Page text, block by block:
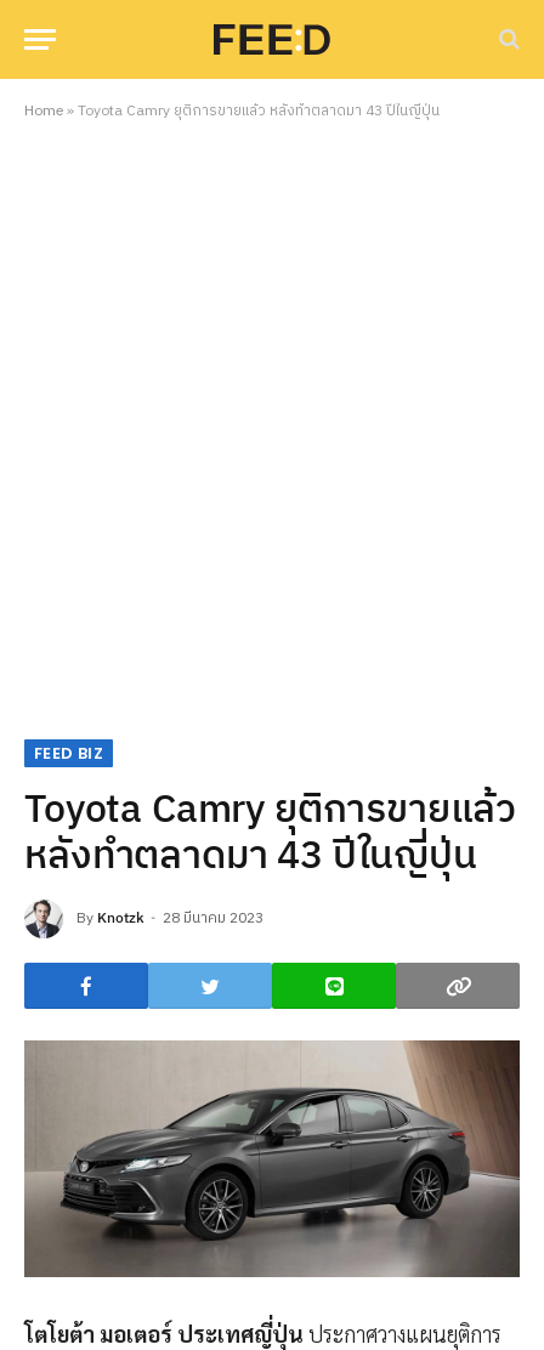
Home»Toyota Camry ยุติการขายแล้ว หลังทำตลาดมา 43 ปีในญี่ปุ่น
FEED BIZ
Toyota Camry ยุติการขายแล้ว
หลังทำตลาดมา 43 ปีในญี่ปุ่น
By Knotzk 28 มีนาคม 2023
โตโยต้า มอเตอร์ ประเทศญี่ปุ่น ประกาศวางแผนยุติการ